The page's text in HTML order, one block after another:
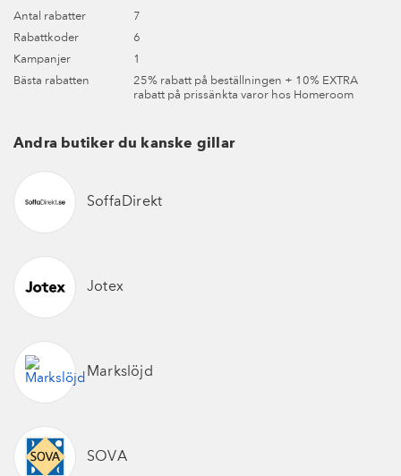
Antal rabatter
7
Rabattkoder
6
Kampanjer
1
Bästa rabatten
25% rabatt på beställningen + 10% EXTRA
rabatt på prissänkta varor hos Homeroom
Andra butiker du kanske gillar
SoffaDirekt
Jotex
Markslöjd
SOVA